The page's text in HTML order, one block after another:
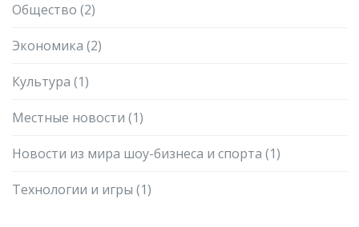
Общество (2)
Экономика (2)
Культура (1)
Местные новости (1)
Новости из мира шоу-бизнеса и спорта (1)
Технологии и игры (1)